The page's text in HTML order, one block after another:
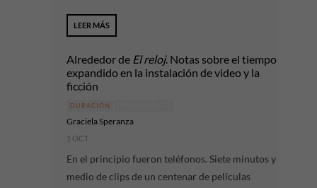
LEER MÁS
Alrededor de El reloj. Notas sobre el tiempo
expandido en la instalación de video y la
ficción
DURACIÓN
Graciela Speranza
1 OCT
En el principio fueron teléfonos. Siete minutos y
medio de clips de un centenar de películas